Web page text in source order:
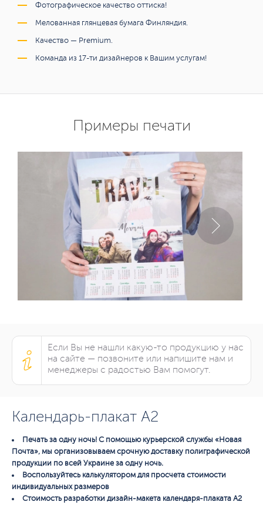
Фотографическое качество оттиска!
Мелованная глянцевая бумага Финляндия.
Качество — Premium.
Команда из 17-ти дизайнеров к Вашим услугам!
Примеры печати
Если Вы не нашли какую-то продукцию у нас
на сайте — позвоните или напишите нам и
менеджеры с радостью Вам помогут.
Календарь-плакат А2
Печать за одну ночь! С помощью курьерской службы «Новая
Почта», мы организовываем срочную доставку полиграфической
продукции по всей Украине за одну ночь.
Воспользуйтесь калькулятором для просчета стоимости
индивидуальных размеров
Стоимость разработки дизайн-макета календаря-плаката А2